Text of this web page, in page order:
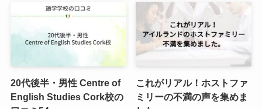
20代後半・男性 Centre of
English Studies Cork校の
これがリアル！ホストファ
ミリーの不満の声を集めま